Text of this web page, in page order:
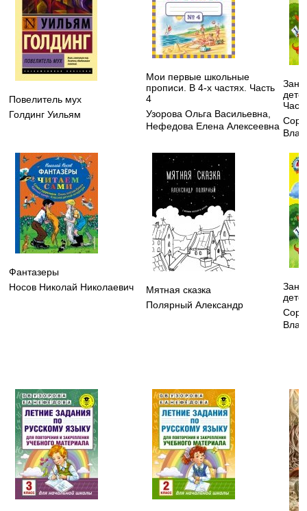
Повелитель мух
Голдинг Уильям
Мои первые школьные
прописи. В 4-х частях. Часть
4
Узорова Ольга Васильевна
Нефедова Елена Алексеевна
Фантазеры
Носов Николай Николаевич
Мятная сказка
Полярный Александр